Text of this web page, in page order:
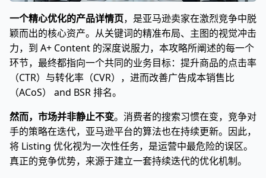
一个精心优化的产品详情页，是亚马逊卖家在激烈竞争中脱
颖而出的核心资产。从关键词的精准布局、主图的视觉冲击
力，到 A+ Content 的深度说服力，本攻略所阐述的每一个
环节，最终都指向一个共同的业务目标：提升商品的点击率
（CTR）与转化率（CVR），进而改善广告成本销售比
（ACoS） and BSR 排名。
然而，市场并非静止不变。消费者的搜索习惯在变，竞争对
手的策略在迭代，亚马逊平台的算法也在持续更新。因此，
将 Listing 优化视为一次性任务，是运营中最危险的误区。
真正的竞争优势，来源于建立一套持续迭代的优化机制。